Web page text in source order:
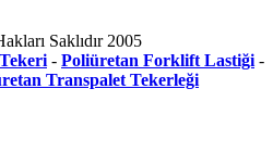
Saklıdır 2005
- Poliüretan Forklift Lastiği -
Transpalet Tekerleği